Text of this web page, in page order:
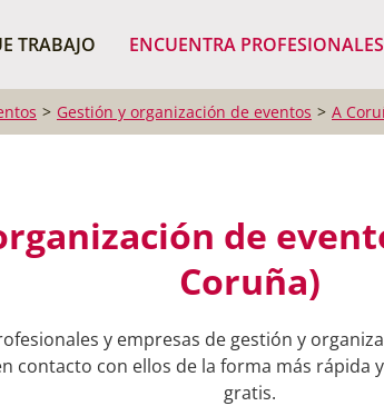
TRABAJO ENCUENTRA PROFESIONALES
Gestión y organización de eventos A
de
Coruña)
y empresas de gestión y
contacto con ellos de la forma más rápida
gratis.